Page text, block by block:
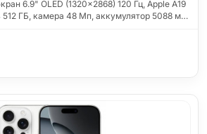
6.9" OLED (1320x2868) 120 Гц, Apple A19
512 ГБ, камера 48 Мп, аккумулятор 5088 м…